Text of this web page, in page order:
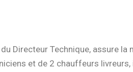
Directeur Technique, assure
et de 2 chauffeurs